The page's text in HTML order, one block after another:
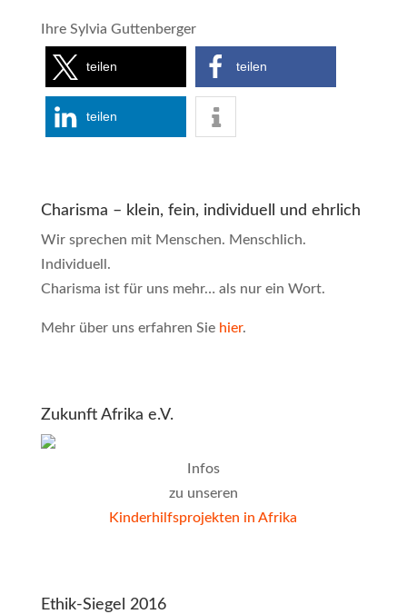
Ihre Sylvia Guttenberger
teilen teilen
teilen
Charisma – klein, fein, individuell und ehrlich
Wir sprechen mit Menschen. Menschlich.
Individuell.
Charisma ist für uns mehr… als nur ein Wort.
Mehr über uns erfahren Sie hier.
Zukunft Afrika e.V.
Infos
zu unseren
Kinderhilfsprojekten in Afrika
Ethik-Siegel 2016